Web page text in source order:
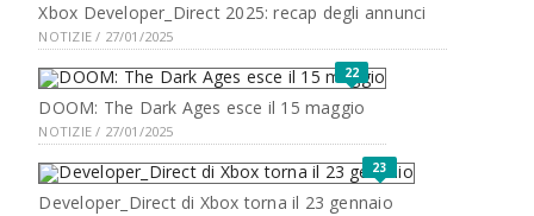
Xbox Developer_Direct 2025: recap degli annunci
NOTIZIE / 27/01/2025
22
DOOM: The Dark Ages esce il 15 maggio
NOTIZIE / 27/01/2025
23
Developer_Direct di Xbox torna il 23 gennaio